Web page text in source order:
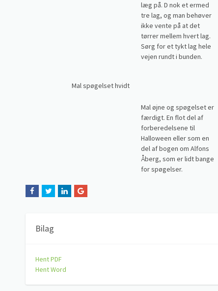
læg på. D nok et ermed
tre lag, og man behøver
ikke vente på at det
tørrer mellem hvert lag.
Sørg for et tykt lag hele
vejen rundt i bunden.
Mal spøgelset hvidt
Mal øjne og spøgelset er
færdigt. En flot del af
forberedelsene til
Halloween eller som en
del af bogen om Alfons
Åberg, som er lidt bange
for spøgelser.
Bilag
Hent PDF
Hent Word